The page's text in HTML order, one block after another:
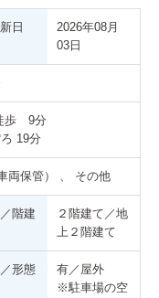
日
2026年08月
03日
歩 9分
19分
両保管） 、 その他
階建
２階建て／地
上２階建て
形態
有／屋外
※駐車場の空